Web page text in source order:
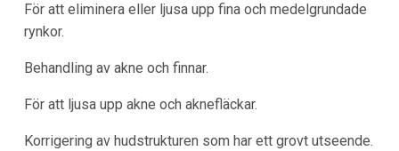
För att eliminera eller ljusa upp fina och medelgrundade
rynkor.
Behandling av akne och finnar.
För att ljusa upp akne och aknefläckar.
Korrigering av hudstrukturen som har ett grovt utseende.